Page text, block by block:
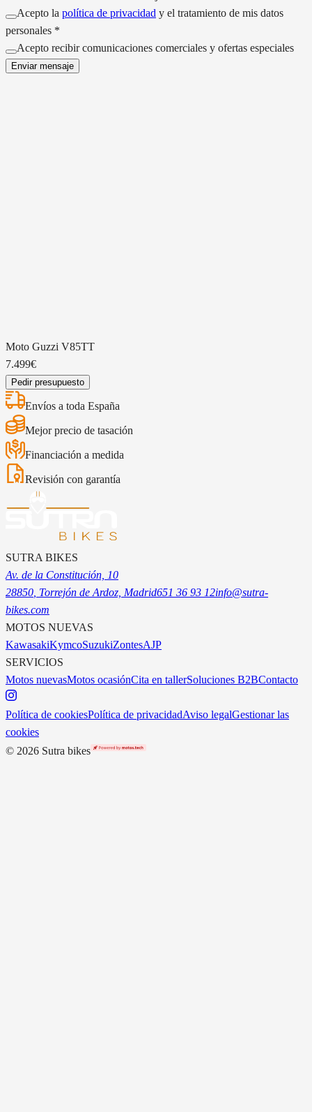
Acepto la política de privacidad y el tratamiento de mis datos
personales *
Acepto recibir comunicaciones comerciales y ofertas especiales
Enviar mensaje
Moto Guzzi V85TT
7.499€
Pedir presupuesto
Envíos a toda España
Mejor precio de tasación
Financiación a medida
Revisión con garantía
SUTRA BIKES
Av. de la Constitución, 10
28850 , Torrejón de Ardoz, Madrid651 36 93 12info@sutra-
bikes.com
MOTOS NUEVAS
KawasakiKymcoSuzukiZontesAJP
SERVICIOS
Motos nuevasMotos ocasiónCita en tallerSoluciones B2BContacto
Política de cookiesPolítica de privacidadAviso legalGestionar las
cookies
© 2026 Sutra bikes